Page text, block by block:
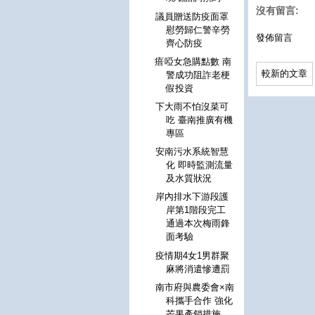
沒有留言:
發佈留言
較新的文章
議員贈送防疫面罩
慰勞歸仁警辛勞
齊心防疫
瘖啞女急購點數 南
警成功阻詐老梗
假投資
下大雨不怕沒菜可
吃 臺南推廣有機
專區
安南污水系統智慧
化 即時監測流量
及水質狀況
岸內排水下游段護
岸第1階段完工
通過本次梅雨鋒
面考驗
疫情期4女1男群聚
麻將消遣慘遭罰
南市府與農委會×南
科攜手合作 強化